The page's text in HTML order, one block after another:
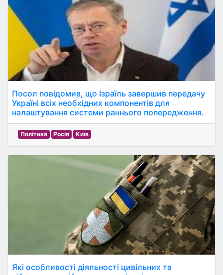
Посол повідомив, що Ізраїль завершив передачу
Україні всіх необхідних компонентів для
налаштування системи раннього попередження.
Політика Росія Київ
Які особливості діяльності цивільних та